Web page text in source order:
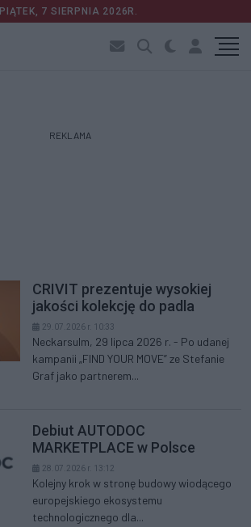
PIĄTEK, 7 SIERPNIA 2026R.
REKLAMA
CRIVIT prezentuje wysokiej
jakości kolekcję do padla
29.07.2026 r. 10:33
Neckarsulm, 29 lipca 2026 r. - Po udanej
kampanii „FIND YOUR MOVE” ze Stefanie
Graf jako partnerem...
Debiut AUTODOC
MARKETPLACE w Polsce
28.07.2026 r. 13:12
Kolejny krok w stronę budowy wiodącego
europejskiego ekosystemu
technologicznego dla...